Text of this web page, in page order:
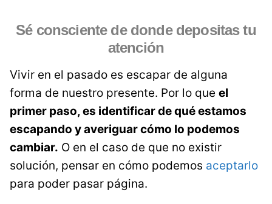
Sé consciente de donde depositas tu
atención
Vivir en el pasado es escapar de alguna
forma de nuestro presente. Por lo que el
primer paso, es identificar de qué estamos
escapando y averiguar cómo lo podemos
cambiar. O en el caso de que no existir
solución, pensar en cómo podemos aceptarlo
para poder pasar página.